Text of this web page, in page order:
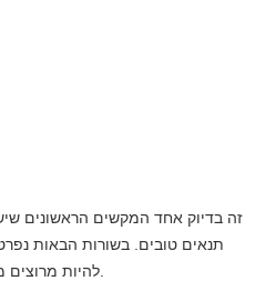
זה בדיוק אחד המקשים הראשונים
תנאים טובים. בשורות הבאות